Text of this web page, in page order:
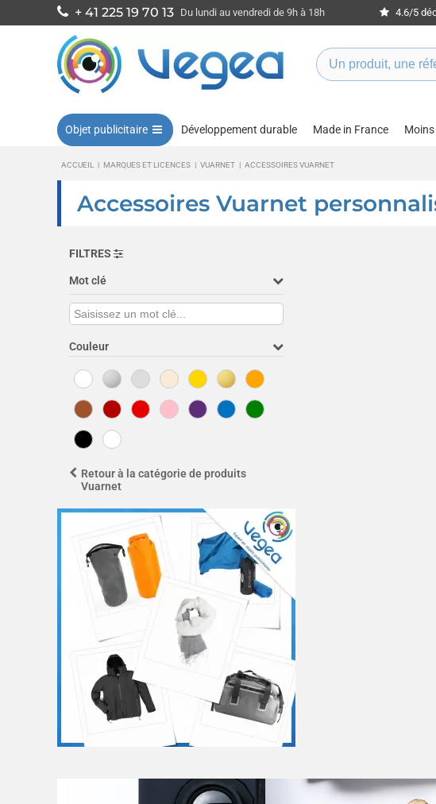
+ 41 225 19 70 13 Du lundi au vendredi de 9h à 18h 4.6/5
Objet publicitaire Développement durable Made in France Moins
ACCUEIL | MARQUES ET LICENCES | VUARNET | ACCESSOIRES VUARNET
Accessoires Vuarnet
FILTRES
Mot clé
Couleur
Retour à la catégorie de produits
Vuarnet